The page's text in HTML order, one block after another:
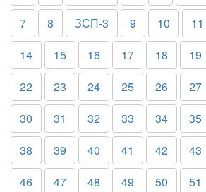
7
8 ЗСП-3 9 10 11
14
15 16 17 18 19
22
23 24 25 26 27
30
31 32 33 34 35
38
39 40 41 42 43
46
47 48 49 50 51